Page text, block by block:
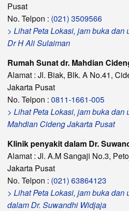
Pusat
No. Telpon : (021) 3509566
> Lihat Peta Lokasi, jam buka
Dr H Ali Sulaiman
Rumah Sunat dr. Mahdian
Alamat : Jl. Biak, Blk. A No.41,
Jakarta Pusat
No. Telpon : 0811-1661-005
> Lihat Peta Lokasi, jam buka dan
Mahdian Cideng Jakarta Pusat
Klinik penyakit dalam Dr.
Alamat : Jl. A.M Sangaji No.3,
Jakarta Pusat
No. Telpon : (021) 63864123
> Lihat Peta Lokasi, jam buka
dalam Dr. Suwandhi Widjaja